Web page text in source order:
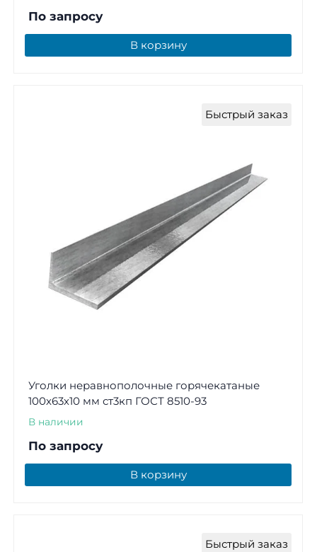
По запросу
В корзину
Быстрый заказ
Уголки неравнополочные горячекатаные
100х63х10 мм ст3кп ГОСТ 8510-93
В наличии
По запросу
В корзину
Быстрый заказ